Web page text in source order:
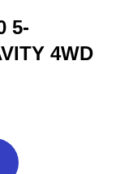
5-
4WD